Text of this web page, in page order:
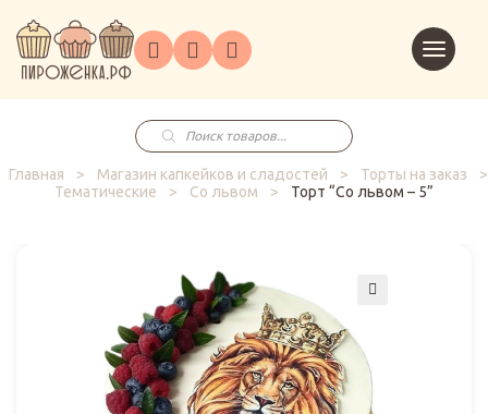
ГлавнаяКаталог
на
заказ
Праздники
Корпоративным
клиентам
в
корзину
Поиск
товаров
Главная
> Магазин капкейков и сладостей > Торты на заказ
>
Тематические
> Со львом > Торт “Со львом – 5”